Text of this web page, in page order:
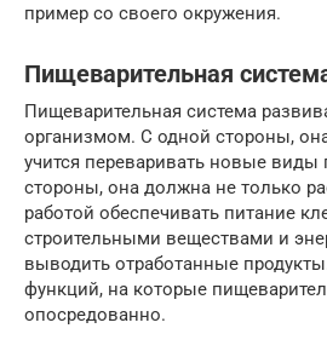
пример со своего окружения.
Пищеварительная
Пищеварительная система
организмом. С одной стороны, она
учится переваривать новые виды
стороны, она должна не только
работой обеспечивать питание
строительными веществами и
выводить отработанные
функций, на которые
опосредованно.